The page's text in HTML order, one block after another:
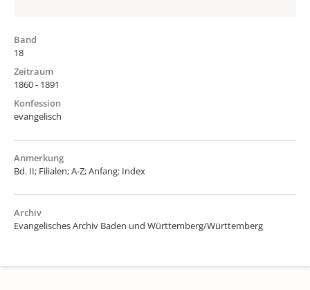
Band
18
Zeitraum
1860 - 1891
Konfession
evangelisch
Anmerkung
Bd. II; Filialen; A-Z; Anfang: Index
Archiv
Evangelisches Archiv Baden und Württemberg/Württemberg